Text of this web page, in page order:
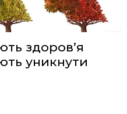
здоров’я
уникнути